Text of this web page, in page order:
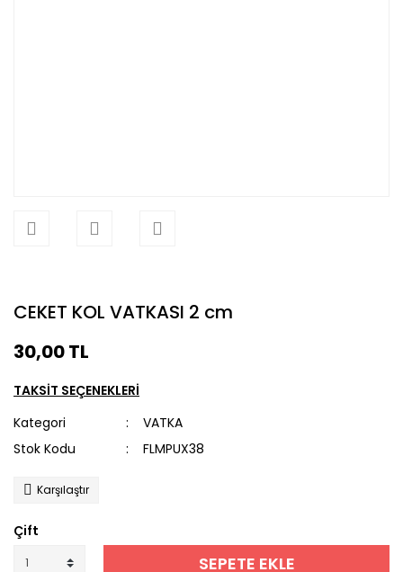
CEKET KOL VATKASI 2 cm
30,00 TL
TAKSİT SEÇENEKLERİ
Kategori
VATKA
Stok Kodu
FLMPUX38
Karşılaştır
Çift
SEPETE EKLE